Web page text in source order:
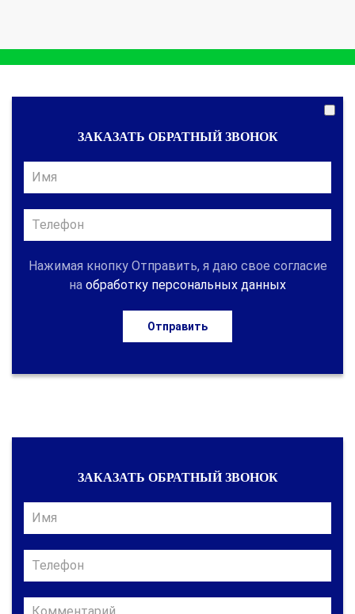
ЗАКАЗАТЬ ОБРАТНЫЙ ЗВОНОК
Нажимая кнопку Отправить, я даю свое согласие
на обработку персональных данных
Отправить
ЗАКАЗАТЬ ОБРАТНЫЙ ЗВОНОК